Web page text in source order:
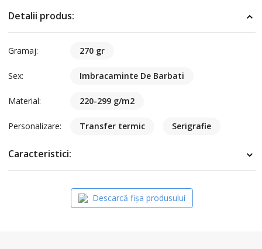
Detalii produs:
Gramaj: 270 gr
Sex: Imbracaminte De Barbati
Material: 220-299 g/m2
Personalizare: Transfer termic Serigrafie
Caracteristici:
Descarcă fișa produsului